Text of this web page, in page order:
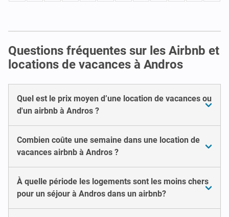
Questions fréquentes sur les Airbnb et
locations de vacances à Andros
Quel est le prix moyen d’une location de vacances ou
d'un airbnb à Andros ?
Combien coûte une semaine dans une location de
vacances airbnb à Andros ?
À quelle période les logements sont les moins chers
pour un séjour à Andros dans un airbnb?